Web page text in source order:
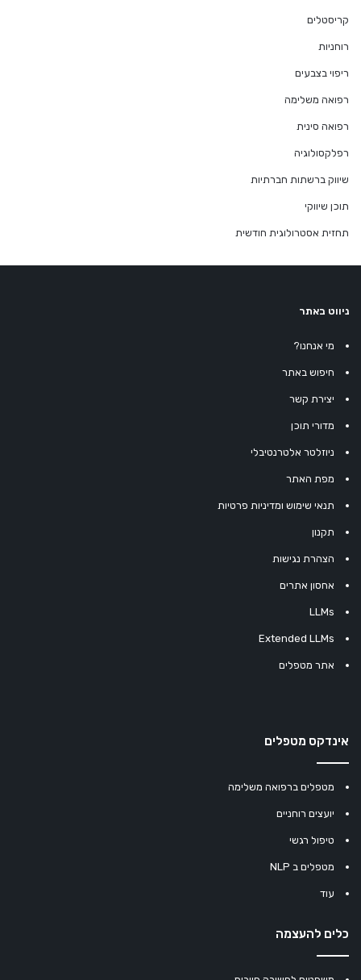
קריסטלים
רוחניות
ריפוי בצבעים
רפואה משלימה
רפואה סינית
רפלקסולוגיה
שיווק ברשתות חברתיות
תוכן שיווקי
תחזית אסטרולוגית חודשית
ניווט באתר
מי אנחנו?
חיפוש באתר
יצירת קשר
מדורי תוכן
ניוזלטר אלטרנטיבלי
מפת האתר
תנאי שימוש ומדיניות פרטיות
תקנון
הצהרת נגישות
אחסון אתרים
LLMs
Extended LLMs
אתר מטפלים
אינדקס מטפלים
מטפלים ברפואה משלימה
יועצים רוחניים
טיפול רגשי
מטפלים ב NLP
עוד
כלים להעצמה